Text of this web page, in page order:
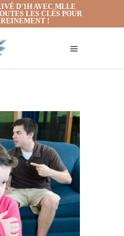
D'1H AVEC MLLE
LES CLÉS POUR
!